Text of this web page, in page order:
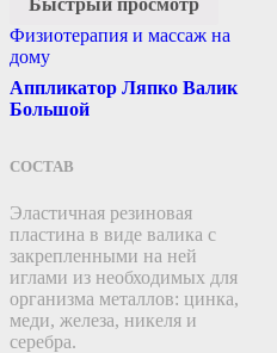
Физиотерапия и массаж на
дому
Аппликатор Ляпко Валик
Большой
СОСТАВ
Эластичная резиновая
пластина в виде валика с
закрепленными на ней
иглами из необходимых для
организма металлов: цинка,
меди, железа, никеля и
серебра.